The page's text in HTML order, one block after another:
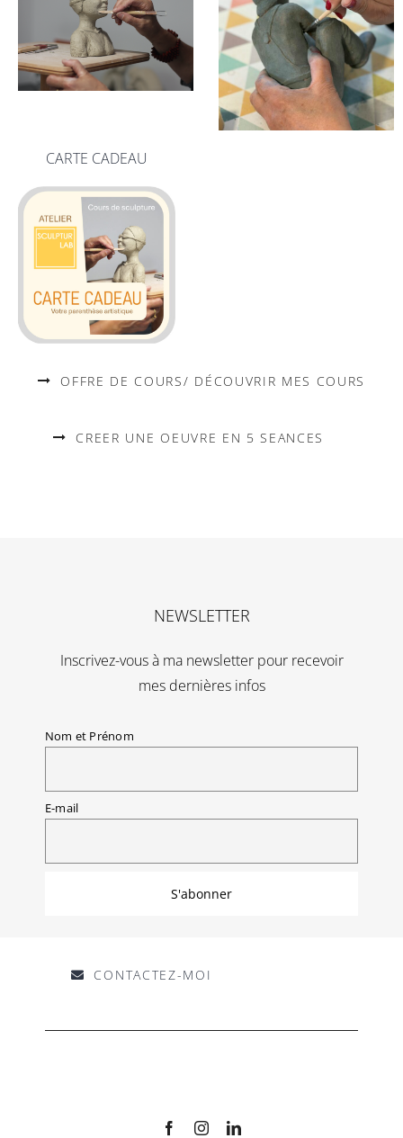
CARTE CADEAU
OFFRE DE COURS/ DÉCOUVRIR MES COURS
CREER UNE OEUVRE EN 5 SEANCES
NEWSLETTER
Inscrivez-vous à ma newsletter pour recevoir
mes dernières infos
Nom et Prénom
E-mail
CONTACTEZ-MOI